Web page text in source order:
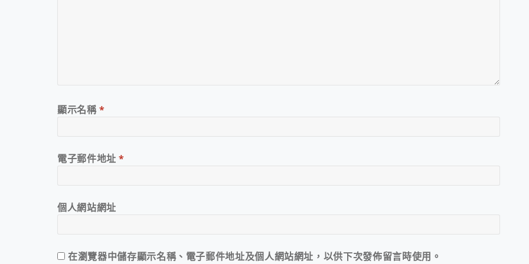
顯示名稱*
電子郵件地址*
個人網站網址
在瀏覽器中儲存顯示名稱、電子郵件地址及個人網站網址，以供下次發佈留言時使用。